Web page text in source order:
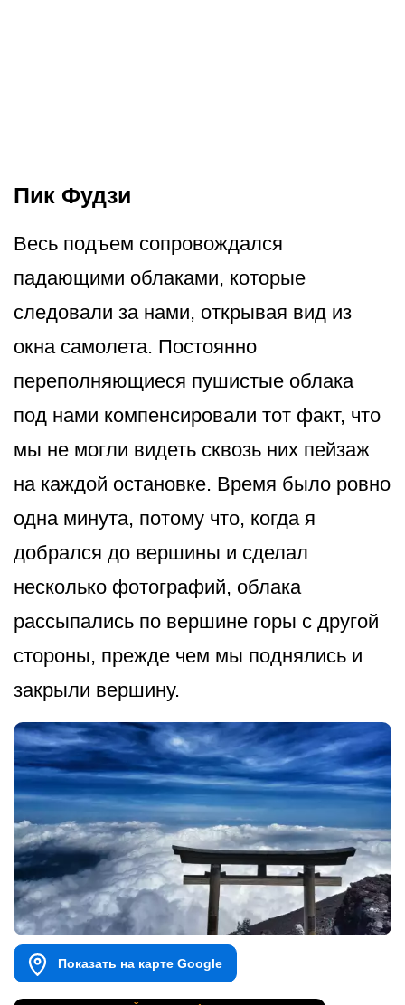
Пик Фудзи
Весь подъем сопровождался
падающими облаками, которые
следовали за нами, открывая вид из
окна самолета. Постоянно
переполняющиеся пушистые облака
под нами компенсировали тот факт, что
мы не могли видеть сквозь них пейзаж
на каждой остановке. Время было ровно
одна минута, потому что, когда я
добрался до вершины и сделал
несколько фотографий, облака
рассыпались по вершине горы с другой
стороны, прежде чем мы поднялись и
закрыли вершину.
Показать на карте Google